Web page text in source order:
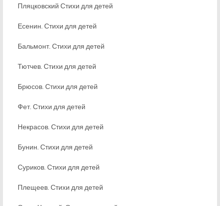
Пляцковский Стихи для детей
Есенин. Стихи для детей
Бальмонт. Стихи для детей
Тютчев. Стихи для детей
Брюсов. Стихи для детей
Фет. Стихи для детей
Некрасов. Стихи для детей
Бунин. Стихи для детей
Суриков. Стихи для детей
Плещеев. Стихи для детей